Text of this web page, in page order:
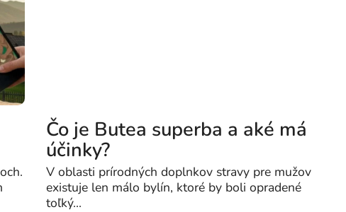
Čo je Butea superba a aké má
účinky?
V oblasti prírodných doplnkov stravy pre mužov
existuje len málo bylín, ktoré by boli opradené
toľký...